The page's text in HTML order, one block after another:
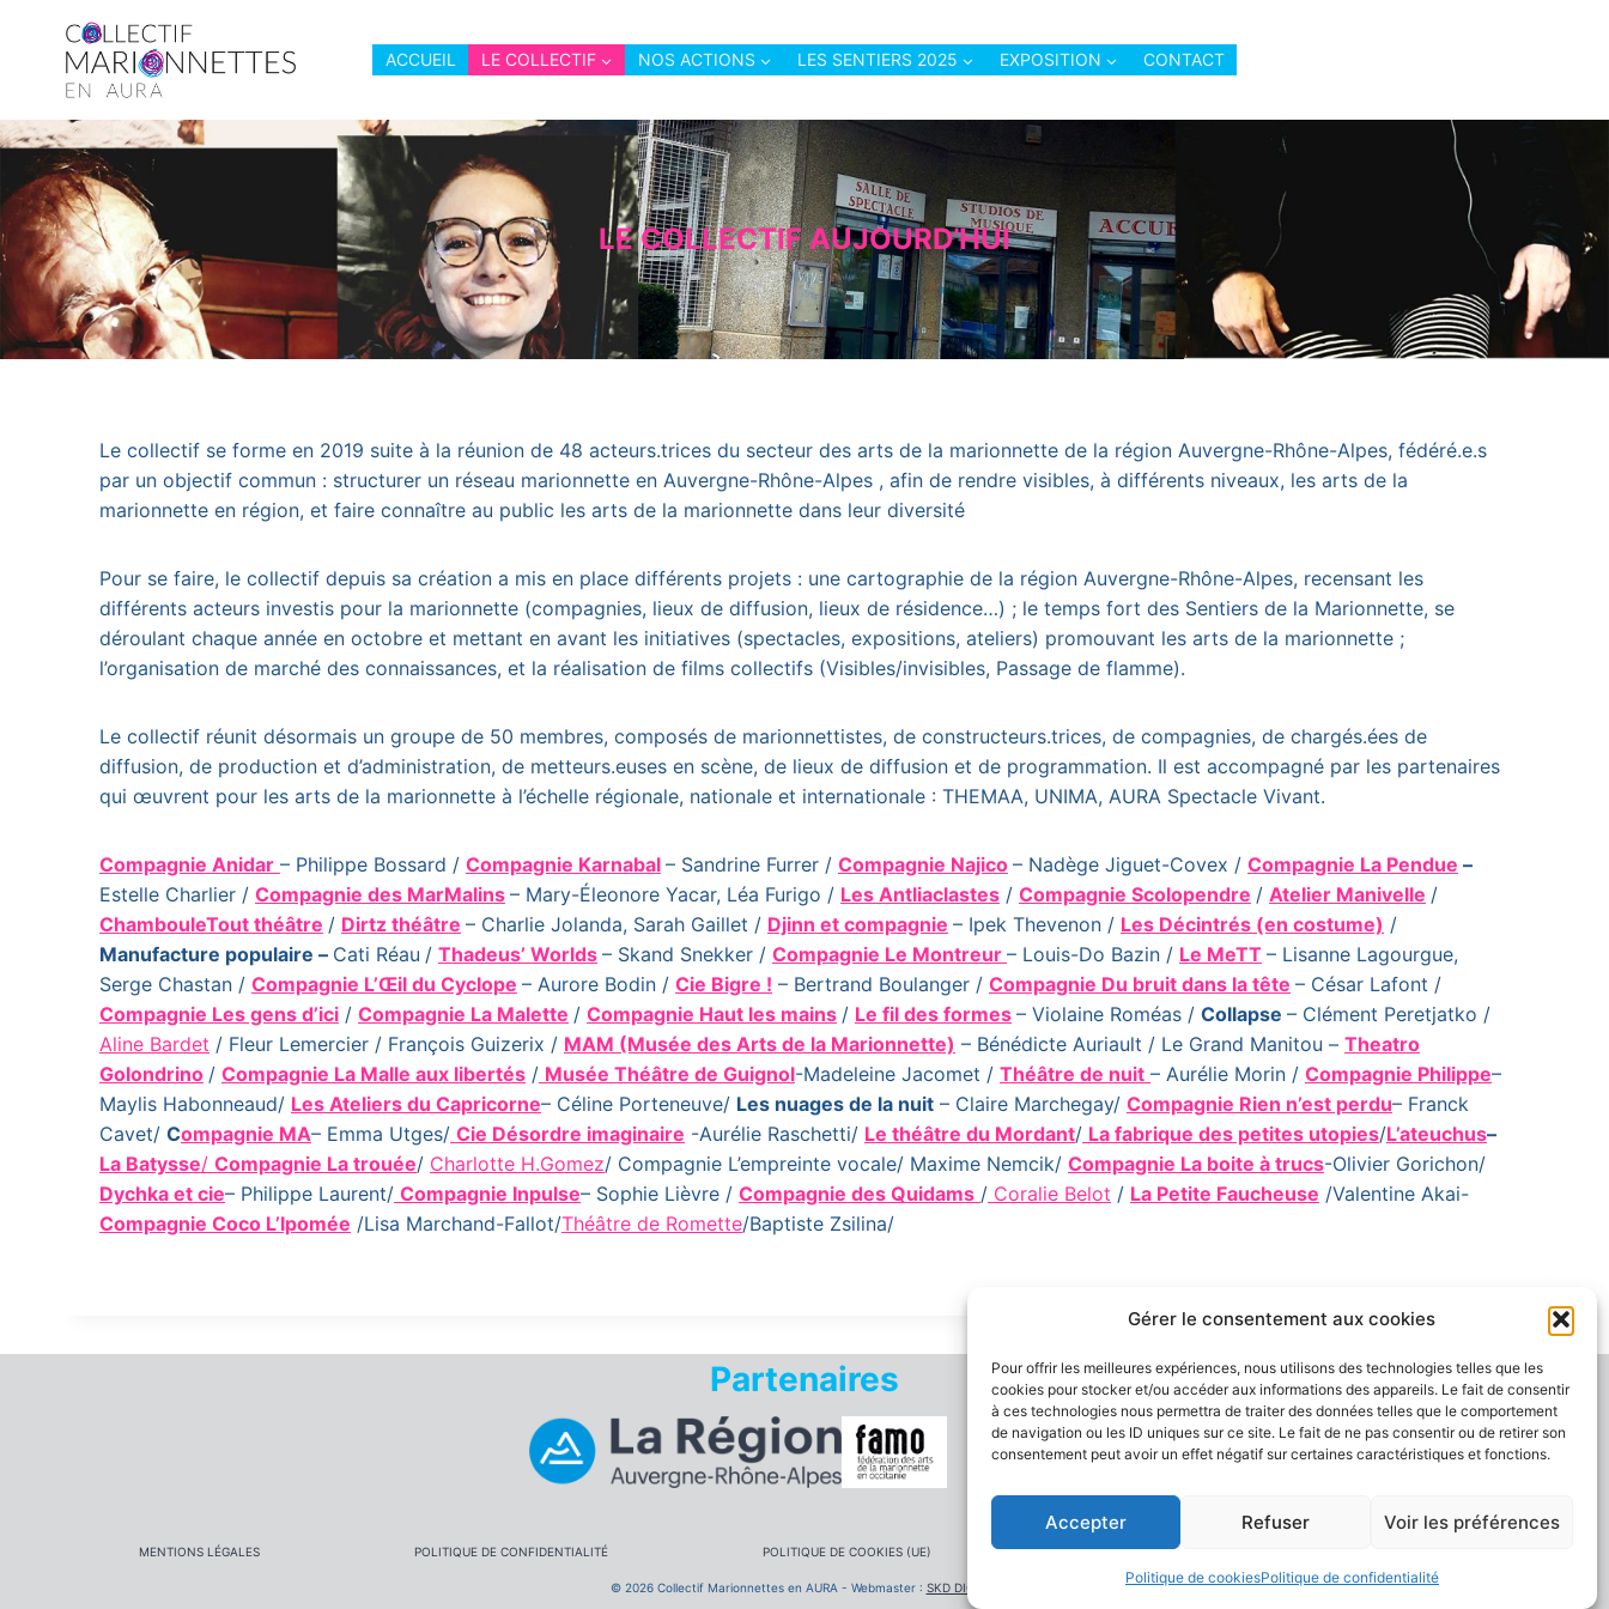
Gérer le consentement aux cookies
Pour offrir les meilleures expériences, nous utilisons des technologies telles que les
cookies pour stocker et/ou accéder aux informations des appareils. Le fait de consentir
à ces technologies nous permettra de traiter des données telles que le comportement
de navigation ou les ID uniques sur ce site. Le fait de ne pas consentir ou de retirer son
consentement peut avoir un effet négatif sur certaines caractéristiques et fonctions.
Accepter Refuser Voir les préférences
Politique de cookiesPolitique de confidentialité
contenu
ACCUEIL LE COLLECTIF NOS ACTIONS LES SENTIERS 2025 EXPOSITION CONTACT
LE COLLECTIF AUJOURD’HUI
Le collectif se forme en 2019 suite à la réunion de 48 acteurs.trices du secteur des arts de la marionnette de la région Auvergne-Rhône-Alpes, fédéré.e.s
par un objectif commun : structurer un réseau marionnette en Auvergne-Rhône-Alpes , afin de rendre visibles, à différents niveaux, les arts de la
marionnette en région, et faire connaître au public les arts de la marionnette dans leur diversité
Pour se faire, le collectif depuis sa création a mis en place différents projets : une cartographie de la région Auvergne-Rhône-Alpes, recensant les
différents acteurs investis pour la marionnette (compagnies, lieux de diffusion, lieux de résidence…) ; le temps fort des Sentiers de la Marionnette, se
déroulant chaque année en octobre et mettant en avant les initiatives (spectacles, expositions, ateliers) promouvant les arts de la marionnette ;
l’organisation de marché des connaissances, et la réalisation de films collectifs (Visibles/invisibles, Passage de flamme).
Le collectif réunit désormais un groupe de 50 membres, composés de marionnettistes, de constructeurs.trices, de compagnies, de chargés.ées de
diffusion, de production et d’administration, de metteurs.euses en scène, de lieux de diffusion et de programmation. Il est accompagné par les partenaires
qui œuvrent pour les arts de la marionnette à l’échelle régionale, nationale et internationale : THEMAA, UNIMA, AURA Spectacle Vivant.
Compagnie Anidar – Philippe Bossard / Compagnie Karnabal – Sandrine Furrer / Compagnie Najico – Nadège Jiguet-Covex / Compagnie La Pendue –
Estelle Charlier / Compagnie des MarMalins – Mary-Éleonore Yacar, Léa Furigo / Les Antliaclastes / Compagnie Scolopendre / Atelier Manivelle /
ChambouleTout théâtre / Dirtz théâtre – Charlie Jolanda, Sarah Gaillet / Djinn et compagnie – Ipek Thevenon / Les Décintrés (en costume) /
Manufacture populaire – Cati Réau / Thadeus’ Worlds – Skand Snekker / Compagnie Le Montreur – Louis-Do Bazin / Le MeTT – Lisanne Lagourgue,
Serge Chastan / Compagnie L’Œil du Cyclope – Aurore Bodin / Cie Bigre ! – Bertrand Boulanger / Compagnie Du bruit dans la tête – César Lafont /
Compagnie Les gens d’ici / Compagnie La Malette / Compagnie Haut les mains / Le fil des formes – Violaine Roméas / Collapse – Clément Peretjatko /
Aline Bardet / Fleur Lemercier / François Guizerix / MAM (Musée des Arts de la Marionnette) – Bénédicte Auriault / Le Grand Manitou – Theatro
Golondrino / Compagnie La Malle aux libertés / Musée Théâtre de Guignol-Madeleine Jacomet / Théâtre de nuit – Aurélie Morin / Compagnie Philippe–
Maylis Habonneaud/ Les Ateliers du Capricorne– Céline Porteneuve/ Les nuages de la nuit – Claire Marchegay/ Compagnie Rien n’est perdu– Franck
Cavet/ Compagnie MA– Emma Utges/ Cie Désordre imaginaire -Aurélie Raschetti/ Le théâtre du Mordant/ La fabrique des petites utopies/L’ateuchus–
La Batysse/ Compagnie La trouée/ Charlotte H.Gomez/ Compagnie L’empreinte vocale/ Maxime Nemcik/ Compagnie La boite à trucs-Olivier Gorichon/
Dychka et cie– Philippe Laurent/ Compagnie Inpulse– Sophie Lièvre / Compagnie des Quidams / Coralie Belot / La Petite Faucheuse /Valentine Akai-
Compagnie Coco L’Ipomée /Lisa Marchand-Fallot/Théâtre de Romette/Baptiste Zsilina/
Partenaires
MENTIONS LÉGALES POLITIQUE DE CONFIDENTIALITÉ POLITIQUE DE COOKIES (UE) PLAN DU SITE
© 2026 Collectif Marionnettes en AURA - Webmaster : SKD DIGITAL